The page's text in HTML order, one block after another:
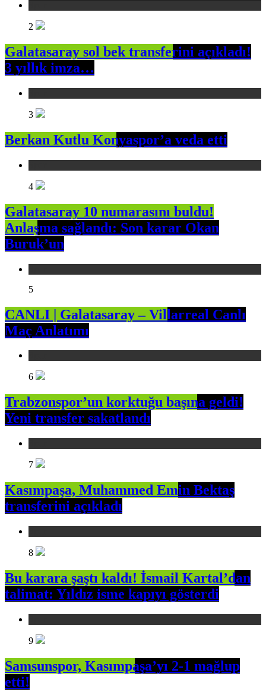
2
Galatasaray sol bek transferini açıkladı!
3 yıllık imza…
3
Berkan Kutlu Konyaspor’a veda etti
4
Galatasaray 10 numarasını buldu!
Anlaşma sağlandı: Son karar Okan
Buruk’un
5
CANLI | Galatasaray – Villarreal Canlı
Maç Anlatımı
6
Trabzonspor’un korktuğu başına geldi!
Yeni transfer sakatlandı
7
Kasımpaşa, Muhammed Emin Bektaş
transferini açıkladı
8
Bu karara şaştı kaldı! İsmail Kartal’dan
talimat: Yıldız isme kapıyı gösterdi
9
Samsunspor, Kasımpaşa’yı 2-1 mağlup
etti!